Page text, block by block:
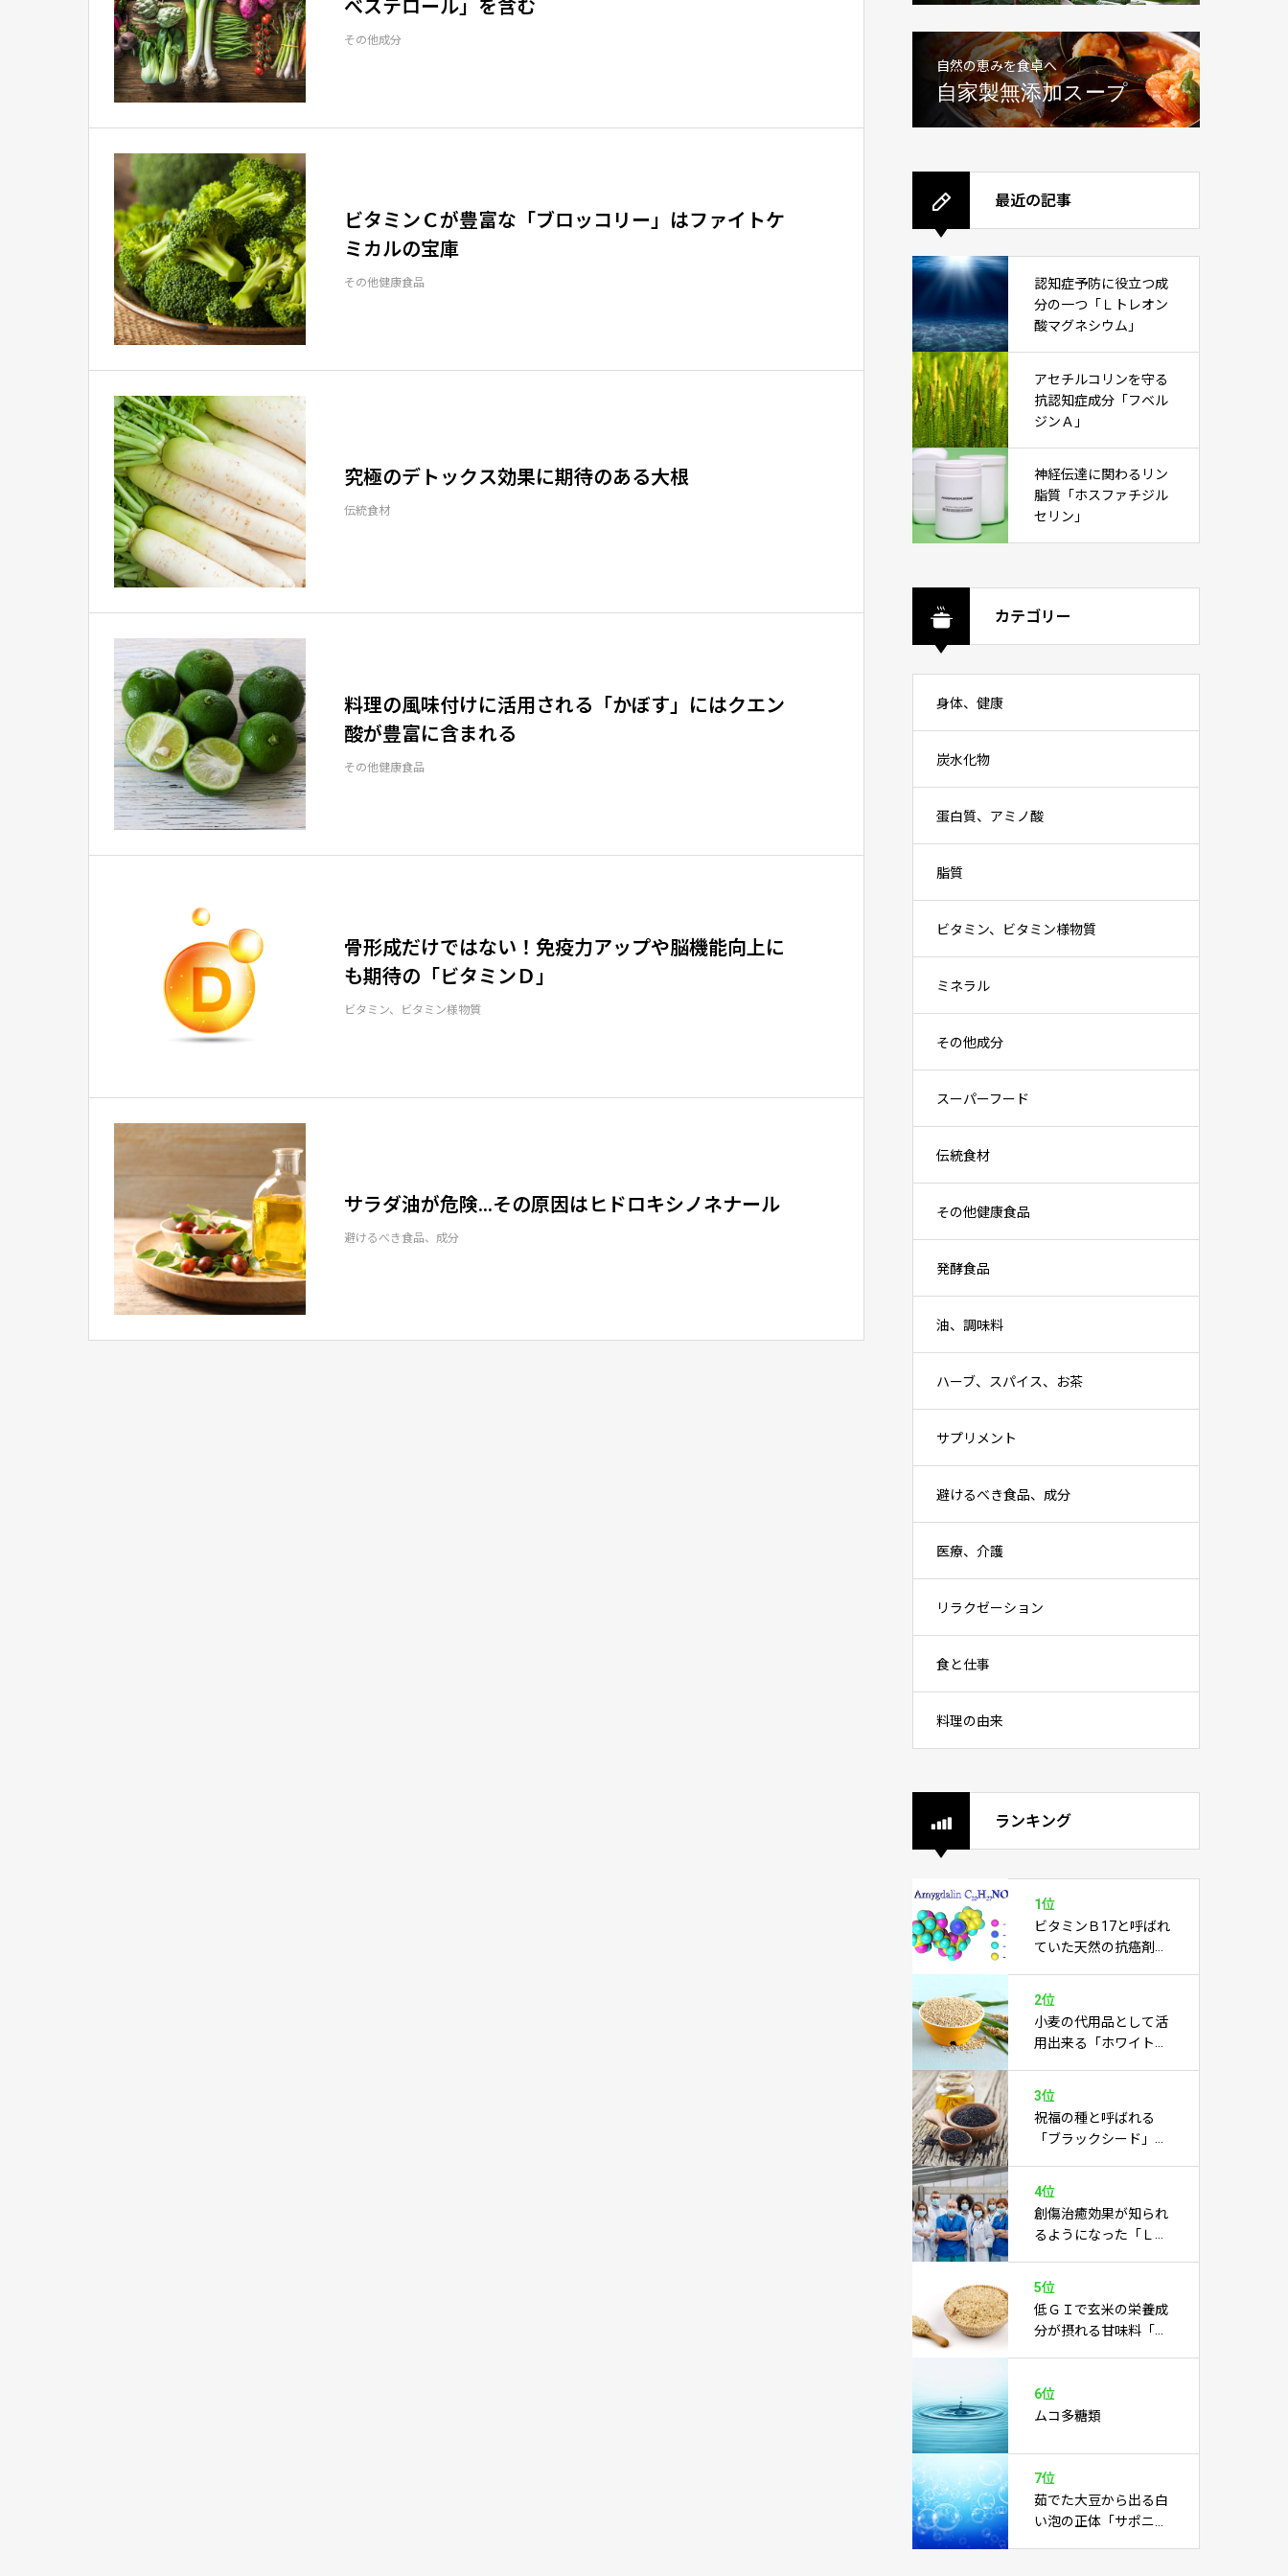
べステロール」を含む
その他成分
ビタミンＣが豊富な「ブロッコリー」はファイトケ
ミカルの宝庫
その他健康食品
究極のデトックス効果に期待のある大根
伝統食材
料理の風味付けに活用される「かぼす」にはクエン
酸が豊富に含まれる
その他健康食品
骨形成だけではない！免疫力アップや脳機能向上に
も期待の「ビタミンＤ」
ビタミン、ビタミン様物質
サラダ油が危険…その原因はヒドロキシノネナール
避けるべき食品、成分
自然の恵みを食卓へ
自家製無添加スープ
最近の記事
認知症予防に役立つ成
分の一つ「Ｌトレオン
酸マグネシウム」
アセチルコリンを守る
抗認知症成分「フベル
ジンＡ」
神経伝達に関わるリン
脂質「ホスファチジル
セリン」
カテゴリー
身体、健康
炭水化物
蛋白質、アミノ酸
脂質
ビタミン、ビタミン様物質
ミネラル
その他成分
スーパーフード
伝統食材
その他健康食品
発酵食品
油、調味料
ハーブ、スパイス、お茶
サプリメント
避けるべき食品、成分
医療、介護
リラクゼーション
食と仕事
料理の由来
ランキング
1位
ビタミンＢ17と呼ばれ
ていた天然の抗癌剤
2位
小麦の代用品として活
用出来る「ホワイトソ
3位
祝福の種と呼ばれる
「ブラックシード」は
4位
創傷治癒効果が知られ
るようになった「Ｌカ
5位
低ＧＩで玄米の栄養成
分が摂れる甘味料「玄
6位
ムコ多糖類
7位
茹でた大豆から出る白
い泡の正体「サポニ